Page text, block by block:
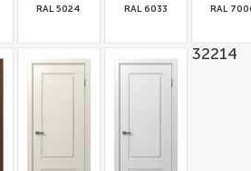
RAL 5024
32212
RAL 6033
32213
RAL
32214